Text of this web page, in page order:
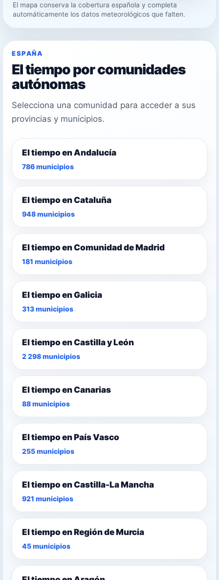
24°
El mapa conserva la cobertura española y completa
automáticamente los datos meteorológicos que falten.
ESPAÑA
El tiempo por comunidades
autónomas
Selecciona una comunidad para acceder a sus
provincias y municipios.
El tiempo en Andalucía
786 municipios
El tiempo en Cataluña
948 municipios
El tiempo en Comunidad de Madrid
181 municipios
El tiempo en Galicia
313 municipios
El tiempo en Castilla y León
2 298 municipios
El tiempo en Canarias
88 municipios
El tiempo en País Vasco
255 municipios
El tiempo en Castilla-La Mancha
921 municipios
El tiempo en Región de Murcia
45 municipios